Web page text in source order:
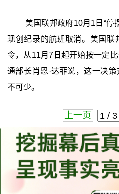
美国联邦政府10月1日“停
现创纪录的航班取消。美国联
令，从11月7日起开始按一定
通部长肖恩·达菲说，这一决
不可少。
上一页